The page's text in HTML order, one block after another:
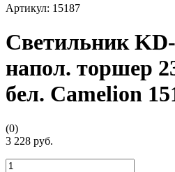
Артикул: 15187
Светильник
напол. торшер
бел. Camelion
(0)
3 228 руб.